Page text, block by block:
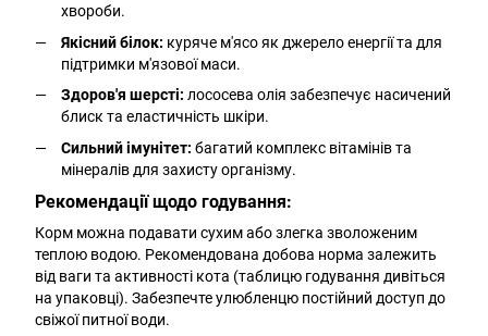
хвороби.
Якісний білок: куряче м'ясо як джерело енергії та для
підтримки м'язової маси.
Здоров'я шерсті: лососева олія забезпечує насичений
блиск та еластичність шкіри.
Сильний імунітет: багатий комплекс вітамінів та
мінералів для захисту організму.
Рекомендації щодо годування:
Корм можна подавати сухим або злегка зволоженим
теплою водою. Рекомендована добова норма залежить
від ваги та активності кота (таблицю годування дивіться
на упаковці). Забезпечте улюбленцю постійний доступ до
свіжої питної води.